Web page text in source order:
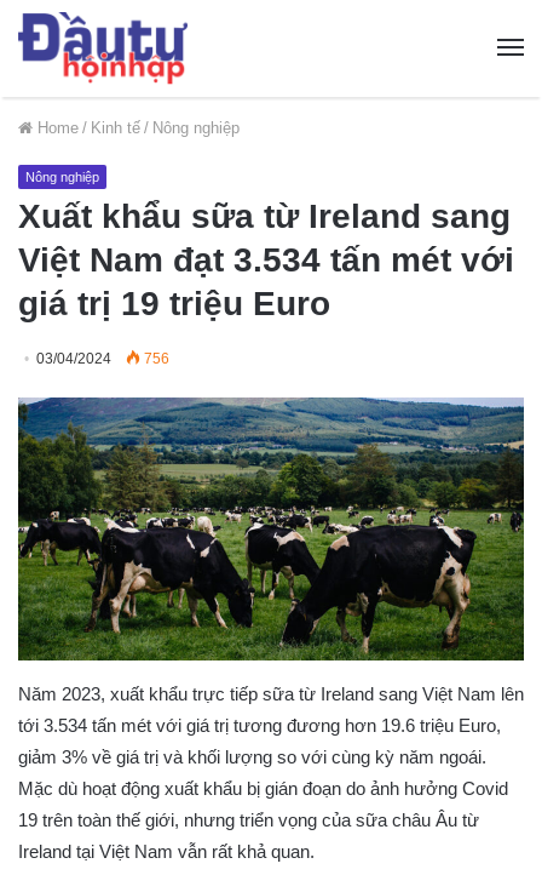
Home / Kinh tế / Nông nghiệp
Nông nghiệp
Xuất khẩu sữa từ Ireland sang
Việt Nam đạt 3.534 tấn mét với
giá trị 19 triệu Euro
03/04/2024 756
Năm 2023, xuất khẩu trực tiếp sữa từ Ireland sang Việt Nam lên
tới 3.534 tấn mét với giá trị tương đương hơn 19.6 triệu Euro,
giảm 3% về giá trị và khối lượng so với cùng kỳ năm ngoái.
Mặc dù hoạt động xuất khẩu bị gián đoạn do ảnh hưởng Covid
19 trên toàn thế giới, nhưng triển vọng của sữa châu Âu từ
Ireland tại Việt Nam vẫn rất khả quan.